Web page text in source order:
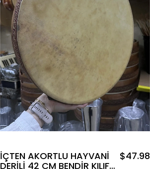
İÇTEN AKORTLU HAYVANİ
DERİLİ 42 CM BENDİR KILIFLI
$47.98